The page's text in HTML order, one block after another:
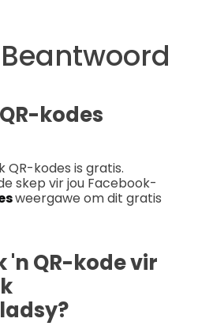
kodes
QR-kodes is gratis.
skep vir jou Facebook-
weergawe om dit gratis
'n QR-kode vir